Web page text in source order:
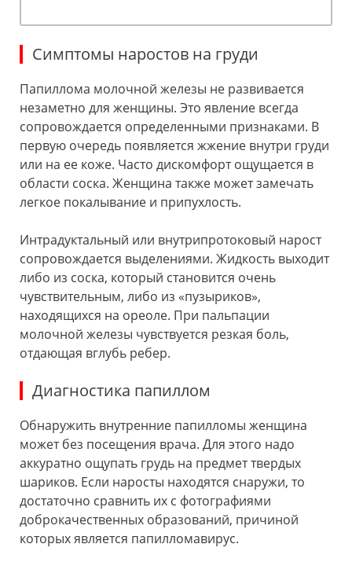
Симптомы наростов на груди
Папиллома молочной железы не развивается
незаметно для женщины. Это явление всегда
сопровождается определенными признаками. В
первую очередь появляется жжение внутри груди
или на ее коже. Часто дискомфорт ощущается в
области соска. Женщина также может замечать
легкое покалывание и припухлость.
Интрадуктальный или внутрипротоковый нарост
сопровождается выделениями. Жидкость выходит
либо из соска, который становится очень
чувствительным, либо из «пузыриков»,
находящихся на ореоле. При пальпации
молочной железы чувствуется резкая боль,
отдающая вглубь ребер.
Диагностика папиллом
Обнаружить внутренние папилломы женщина
может без посещения врача. Для этого надо
аккуратно ощупать грудь на предмет твердых
шариков. Если наросты находятся снаружи, то
достаточно сравнить их с фотографиями
доброкачественных образований, причиной
которых является папилломавирус.